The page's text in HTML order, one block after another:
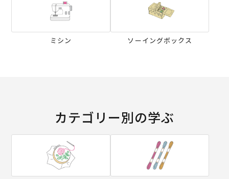
ミシン ソーイングボックス
カテゴリー別の学ぶ